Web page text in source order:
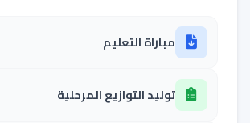
مباراة التعليم
توليد التوازيع المرحلية